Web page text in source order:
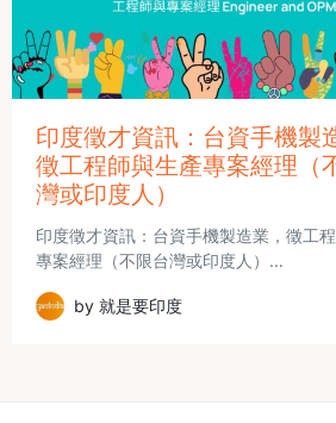
印度徵才資訊：台資手機製
徵工程師與生產專案經理（
灣或印度人）
印度徵才資訊：台資手機製造業，徵工
專案經理（不限台灣或印度人）…
by 就是要印度